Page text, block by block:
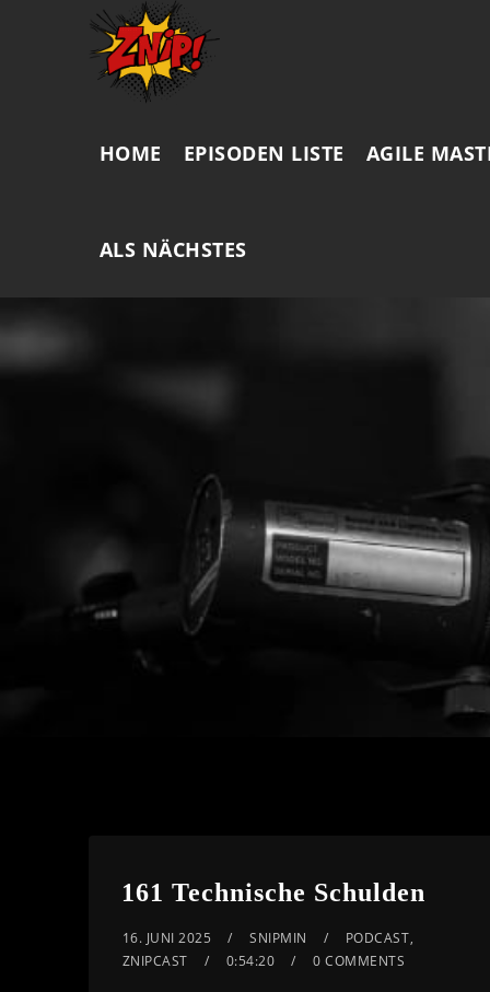
HOME EPISODEN LISTE AGILE
ALS NÄCHSTES
161 Technische Schulden
16. JUNI 2025 SNIPMIN PODCAST,
ZNIPCAST
0:54:20 0 COMMENTS